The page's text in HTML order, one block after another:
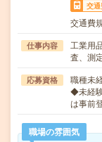
交
交通費
仕事内容
工業用
査、測
応募資格
職種未
◆未経
は事前
職場の雰囲気